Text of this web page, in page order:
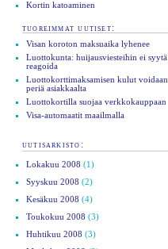
Kortin katoaminen
tuoreimmat uutiset:
Visan koroton maksuaika lyhenee
Luottokunta: huijausviesteihin ei syytä
reagoida
Luottokorttimaksamisen kulut voidaan
periä asiakkaalta
Luottokortilla suojaa verkkokauppaan
Visa-automaatit maailmalla
uutisarkisto:
Lokakuu 2008 (1)
Syyskuu 2008 (2)
Kesäkuu 2008 (4)
Toukokuu 2008 (3)
Huhtikuu 2008 (3)